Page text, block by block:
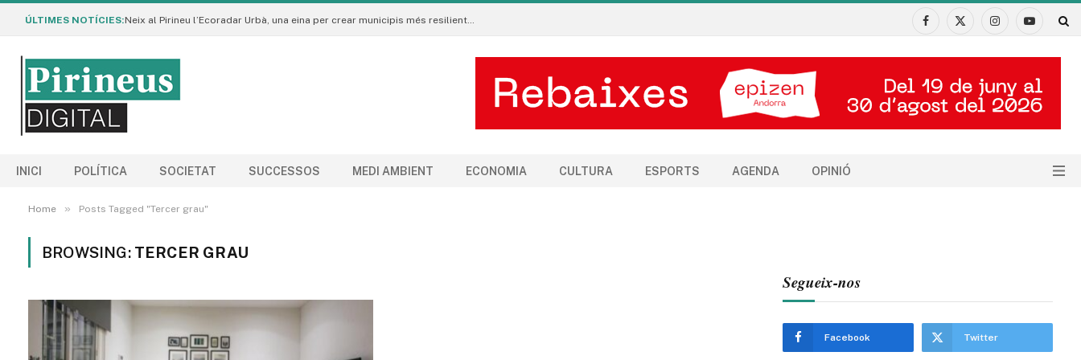
ÚLTIMES NOTÍCIES: Neix al Pirineu l’Ecoradar Urbà, una eina per crear municipis més resilients al canvi climàtic
Facebook
X
InstagramYouTube
INICI POLÍTICA SOCIETAT SUCCESSOS MEDI AMBIENT ECONOMIA CULTURA ESPORTS AGENDA OPINIÓ
Home » Posts Tagged "Tercer grau"
BROWSING: TERCER GRAU
Segueix-nos
Facebook Twitter